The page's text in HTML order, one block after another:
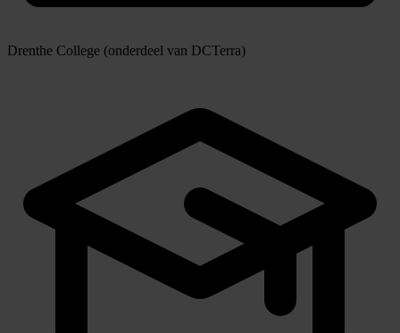
Drenthe College (onderdeel van DCTerra)